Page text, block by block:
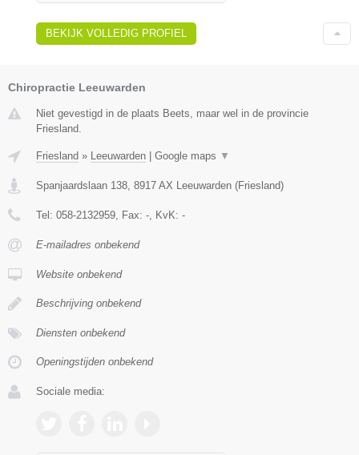
BEKIJK VOLLEDIG PROFIEL
Chiropractie Leeuwarden
Niet gevestigd in de plaats Beets, maar wel in de provincie
Friesland.
Friesland » Leeuwarden Google maps ▼
Spanjaardslaan 138 8917 AX Leeuwarden (Friesland)
Tel: 058-2132959 , Fax: - , KvK: -
E-mailadres onbekend
Website onbekend
Beschrijving onbekend
Diensten onbekend
Openingstijden onbekend
Sociale media: